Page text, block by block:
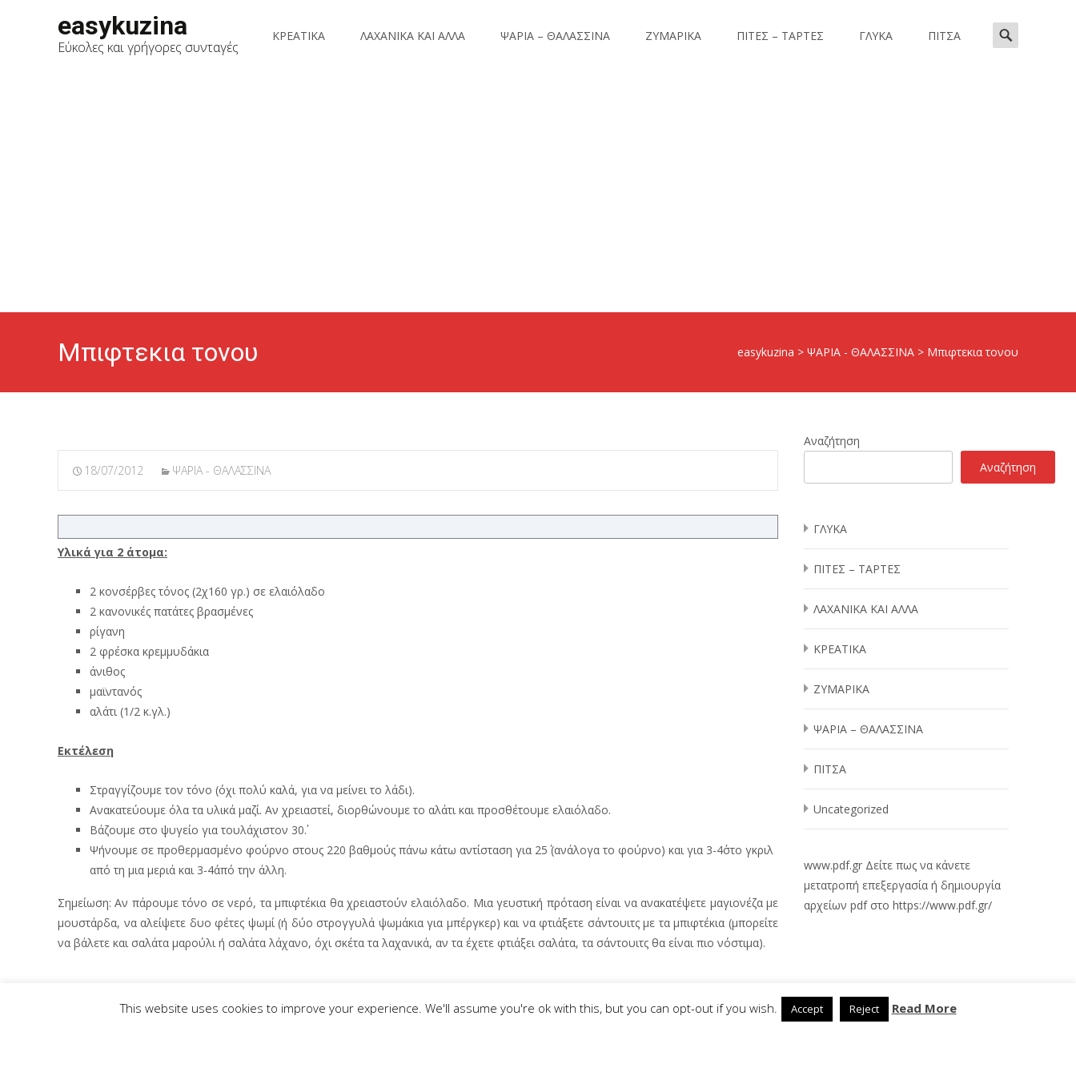
easykuzina
Εύκολες και γρήγορες συνταγές
ΚΡΕΑΤΙΚΑ ΛΑΧΑΝΙΚΑ ΚΑΙ ΑΛΛΑ ΨΑΡΙΑ – ΘΑΛΑΣΣΙΝΑ ΖΥΜΑΡΙΚΑ ΠΙΤΕΣ – ΤΑΡΤΕΣ ΓΛΥΚΑ ΠΙΤΣΑ
Search
for:
Mπιφτεκια τονου easykuzina > ΨΑΡΙΑ - ΘΑΛΑΣΣΙΝΑ > Mπιφτεκια τονου
18/07/2012 ΨΑΡΙΑ - ΘΑΛΑΣΣΙΝΑ
Υλικά για 2 άτομα:
2 κονσέρβες τόνος (2χ160 γρ.) σε ελαιόλαδο
2 κανονικές πατάτες βρασμένες
ρίγανη
2 φρέσκα κρεμμυδάκια
άνιθος
μαϊντανός
αλάτι (1/2 κ.γλ.)
Εκτέλεση
Στραγγίζουμε τον τόνο (όχι πολύ καλά, για να μείνει το λάδι).
Ανακατεύουμε όλα τα υλικά μαζί. Αν χρειαστεί, διορθώνουμε το αλάτι και προσθέτουμε ελαιόλαδο.
Βάζουμε στο ψυγείο για τουλάχιστον 30΄.
Ψήνουμε σε προθερμασμένο φούρνο στους 220 βαθμούς πάνω κάτω αντίσταση για 25΄ (ανάλογα το φούρνο) και για 3-4΄στο γκριλ
από τη μια μεριά και 3-4΄από την άλλη.
Σημείωση: Αν πάρουμε τόνο σε νερό, τα μπιφτέκια θα χρειαστούν ελαιόλαδο. Μια γευστική πρόταση είναι να ανακατέψετε μαγιονέζα με
μουστάρδα, να αλείψετε δυο φέτες ψωμί (ή δύο στρογγυλά ψωμάκια για μπέργκερ) και να φτιάξετε σάντουιτς με τα μπιφτέκια (μπορείτε
να βάλετε και σαλάτα μαρούλι ή σαλάτα λάχανο, όχι σκέτα τα λαχανικά, αν τα έχετε φτιάξει σαλάτα, τα σάντουιτς θα είναι πιο νόστιμα).
Καλαμαρια φουρνου γεμιστα με τυρι Σκουμπρι με χορταρικα→
Αναζήτηση
Αναζήτηση
ΓΛΥΚΑ
ΠΙΤΕΣ – ΤΑΡΤΕΣ
ΛΑΧΑΝΙΚΑ ΚΑΙ ΑΛΛΑ
ΚΡΕΑΤΙΚΑ
ΖΥΜΑΡΙΚΑ
ΨΑΡΙΑ – ΘΑΛΑΣΣΙΝΑ
ΠΙΤΣΑ
Uncategorized
www.pdf.gr Δείτε πως να κάνετε
μετατροπή επεξεργασία ή δημιουργία
αρχείων pdf στο https://www.pdf.gr/
This website uses cookies to improve your experience. We'll assume you're ok with this, but you can opt-out if you wish. Accept Reject Read More